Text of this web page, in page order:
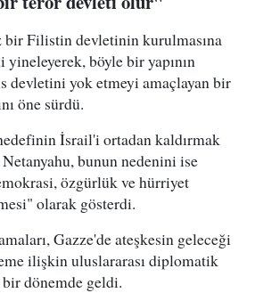
bir Filistin devletinin kurulmasına
böyle bir yapının
devletini yok etmeyi amaçlayan bir
öne sürdü.
İsrail'i ortadan kaldırmak
bunun nedenini ise
özgürlük ve hürriyet
olarak gösterdi.
Gazze'de ateşkesin geleceği
ilişkin uluslararası diplomatik
dönemde geldi.